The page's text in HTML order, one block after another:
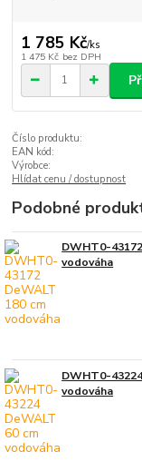
1 785 Kč/ks
1 475 Kč bez DPH
Číslo produktu:
EAN kód:
Výrobce:
Hlídat cenu / dostupnost
Podobné
DWHT0-
vodováha
DWHT0-
vodováha